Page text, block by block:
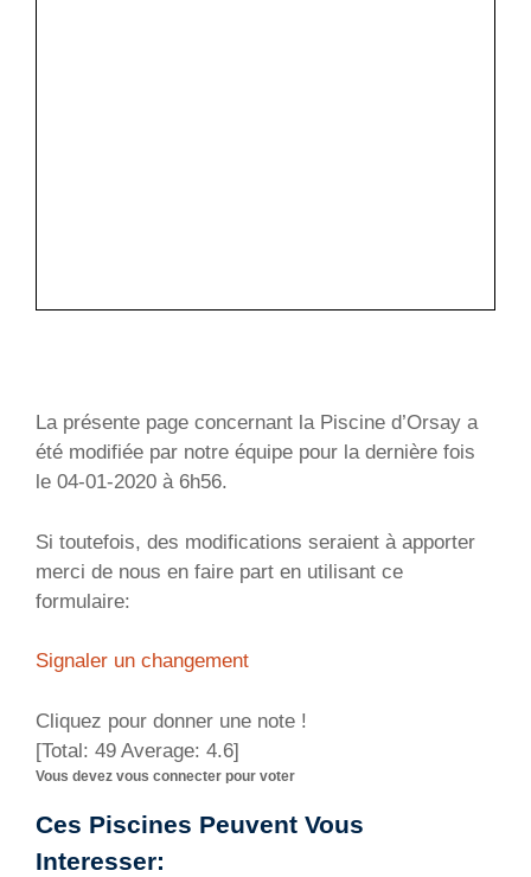
La présente page concernant la Piscine d’Orsay a
été modifiée par notre équipe pour la dernière fois
le 04-01-2020 à 6h56.
Si toutefois, des modifications seraient à apporter
merci de nous en faire part en utilisant ce
formulaire:
Signaler un changement
Cliquez pour donner une note !
[Total: 49 Average: 4.6]
Vous devez vous connecter pour voter
Ces Piscines Peuvent Vous
Interesser: